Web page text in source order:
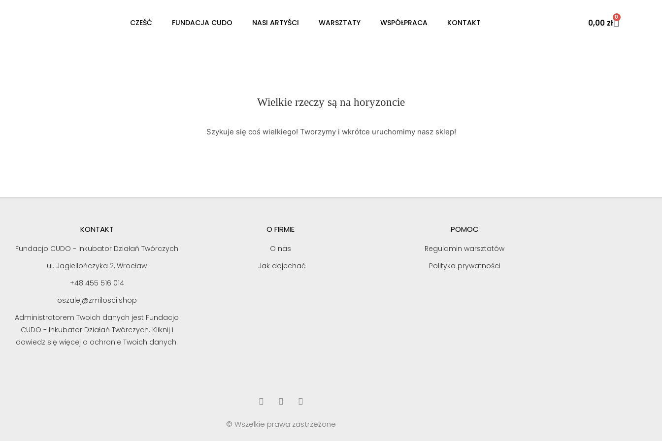
CZEŚĆ FUNDACJA CUDO NASI ARTYŚCI WARSZTATY WSPÓŁPRACA KONTAKT 0,00 zł
0
Wielkie rzeczy są na horyzoncie
Szykuje się coś wielkiego! Tworzymy i wkrótce uruchomimy nasz sklep!
KONTAKT
Fundacjo CUDO - Inkubator Działań Twórczych
ul. Jagiellończyka 2, Wrocław
+48 455 516 014
oszalej@zmilosci.shop
Administratorem Twoich danych jest Fundacjo
CUDO - Inkubator Działań Twórczych. Kliknij i
dowiedz się więcej o ochronie Twoich danych.
O FIRMIE
O nas
Jak dojechać
POMOC
Regulamin warsztatów
Polityka prywatności
© Wszelkie prawa zastrzeżone